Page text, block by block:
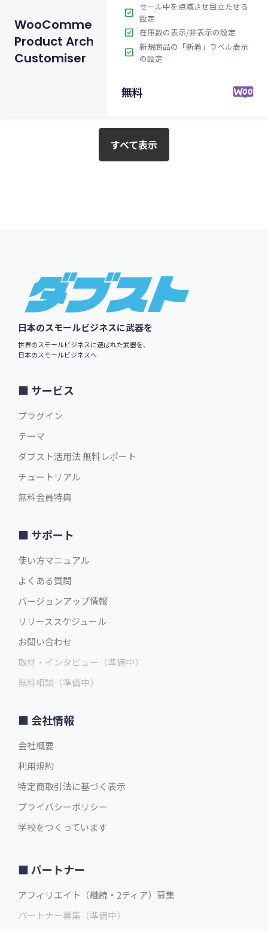
WooCommerce
Product Archive
Customiser
check_box セール中を点滅させ目立たせる
設定
check_box 在庫数の表示/非表示の設定
check_box 新規商品の「新着」ラベル表示
の設定
無料
すべて表示
Footer
日本のスモールビジネスに武器を
世界のスモールビジネスに選ばれた武器を、
日本のスモールビジネスへ
サービス
プラグイン
テーマ
ダブスト活用法 無料レポート
チュートリアル
無料会員特典
サポート
使い方マニュアル
よくある質問
バージョンアップ情報
リリーススケジュール
お問い合わせ
取材・インタビュー（準備中）
無料相談（準備中）
会社情報
会社概要
利用規約
特定商取引法に基づく表示
プライバシーポリシー
学校をつくっています
パートナー
アフィリエイト（継続・2ティア）募集
パートナー募集（準備中）